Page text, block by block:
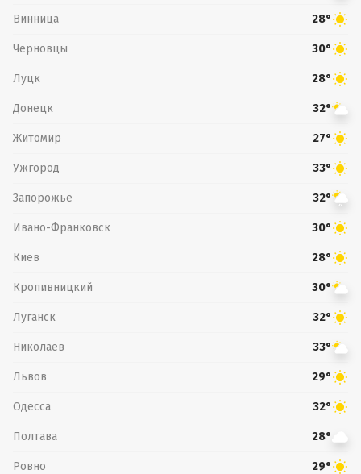
Винница 28°
Черновцы 30°
Луцк 28°
Донецк 32°
Житомир 27°
Ужгород 33°
Запорожье 32°
Ивано-Франковск 30°
Киев 28°
Кропивницкий 30°
Луганск 32°
Николаев 33°
Львов 29°
Одесса 32°
Полтава 28°
Ровно 29°